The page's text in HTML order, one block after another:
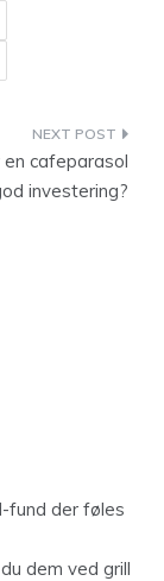
cafeparasol
investering?
fund der føles
dem ved grill